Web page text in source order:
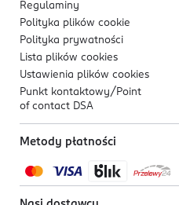
Regulaminy
Polityka plików cookie
Polityka prywatności
Lista plików cookies
Ustawienia plików cookies
Punkt kontaktowy/ Point
of contact DSA
Metody płatności